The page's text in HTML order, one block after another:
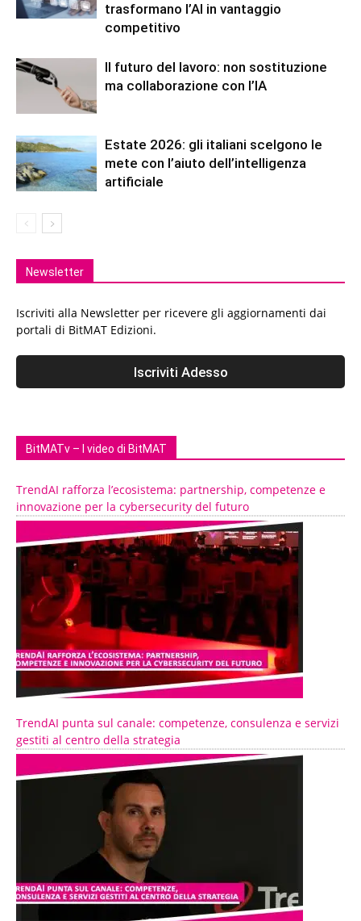
trasformano l’AI in vantaggio
competitivo
Il futuro del lavoro: non sostituzione
ma collaborazione con l’IA
Estate 2026: gli italiani scelgono le
mete con l’aiuto dell’intelligenza
artificiale
Newsletter
Iscriviti alla Newsletter per ricevere gli aggiornamenti dai
portali di BitMAT Edizioni.
BitMATv – I video di BitMAT
TrendAI rafforza l’ecosistema: partnership, competenze e
innovazione per la cybersecurity del futuro
TrendAI punta sul canale: competenze, consulenza e servizi
gestiti al centro della strategia